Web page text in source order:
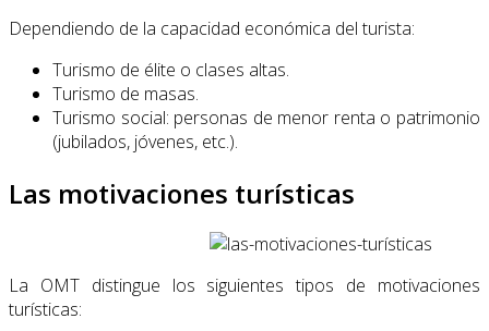
Dependiendo de la capacidad económica del turista:
Turismo de élite o clases altas.
Turismo de masas.
Turismo social: personas de menor renta o patrimonio
(jubilados, jóvenes, etc.).
Las motivaciones turísticas
La OMT distingue los siguientes tipos de motivaciones
turísticas: